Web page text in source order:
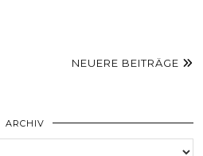
NEUERE BEITRÄGE
ARCHIV